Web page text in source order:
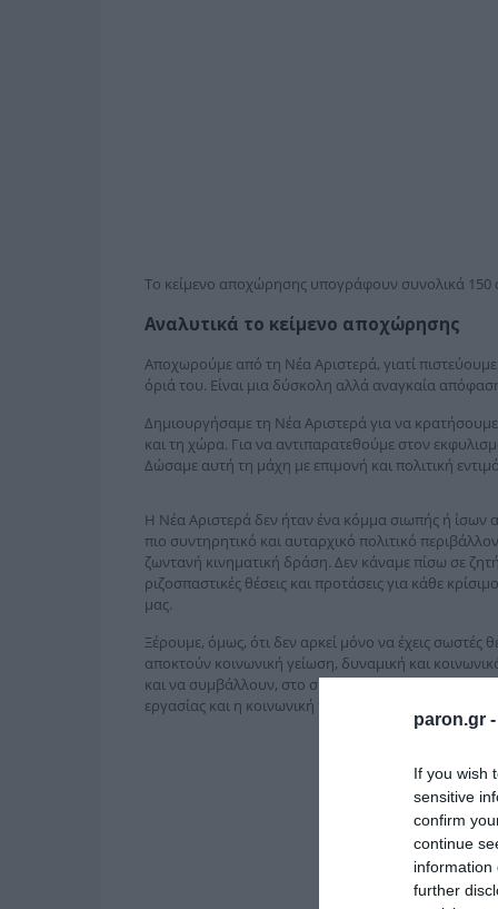
paron.gr -
If you wish
sensitive
confirm
continue
information
further
Το κείμενο αποχώρησης υπογράφουν συνολικά
Αναλυτικά το κείμενο αποχώρησης
Αποχωρούμε από τη Νέα Αριστερά, γιατί
όριά του. Είναι μια δύσκολη αλλά αναγκαία
Δημιουργήσαμε τη Νέα Αριστερά για να
και τη χώρα. Για να αντιπαρατεθούμε στον
Δώσαμε αυτή τη μάχη με επιμονή και πολιτική
Η Νέα Αριστερά δεν ήταν ένα κόμμα σιωπής ή ίσων
πιο συντηρητικό και αυταρχικό πολιτικό
ζωντανή κινηματική δράση. Δεν κάναμε πίσω σε
ριζοσπαστικές θέσεις και προτάσεις για κάθε
μας.
Ξέρουμε, όμως, ότι δεν αρκεί μόνο να έχεις σωστές
αποκτούν κοινωνική γείωση, δυναμική και
και να συμβάλλουν, στο σήμερα, στην
εργασίας και η κοινωνική πλειοψηφία.